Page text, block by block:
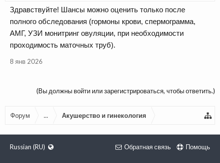
Здравствуйте! Шансы можно оценить только после
полного обследования (гормоны крови, спермограмма,
АМГ, УЗИ монитринг овуляции, при необходимости
проходимость маточных труб).
8 янв 2026
(Вы должны войти или зарегистрироваться, чтобы ответить.)
Форум ... Акушерство и гинекология
Russian (RU) Обратная связь Помощь